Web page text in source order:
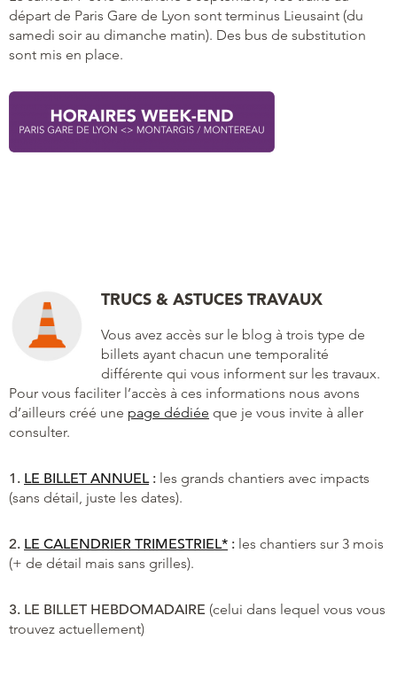
départ de Paris Gare de Lyon sont terminus Lieusaint (du
samedi soir au dimanche matin). Des bus de substitution
sont mis en place.
TRUCS & ASTUCES TRAVAUX
Vous avez accès sur le blog à trois type de
billets ayant chacun une temporalité
différente qui vous informent sur les travaux.
Pour vous faciliter l’accès à ces informations nous avons
d’ailleurs créé une page dédiée que je vous invite à aller
consulter.
1. LE BILLET ANNUEL: les grands chantiers avec impacts
(sans détail, juste les dates).
2. LE CALENDRIER TRIMESTRIEL* : les chantiers sur 3 mois
(+ de détail mais sans grilles).
3. LE BILLET HEBDOMADAIRE (celui dans lequel vous vous
trouvez actuellement)